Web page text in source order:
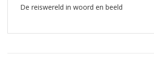
De reiswereld in woord en beeld